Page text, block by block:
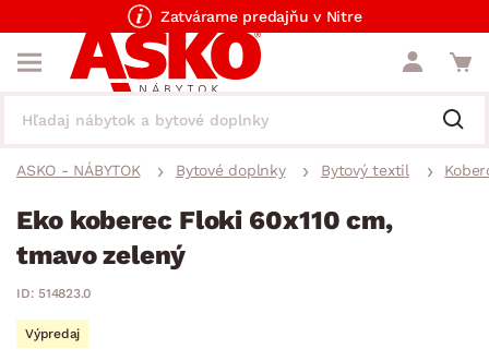
Zatvárame predajňu v Nitre
ASKO - NÁBYTOK Bytové doplnky Bytový textil
Eko koberec Floki 60x110 cm,
tmavo zelený
ID: 514823.0
Výpredaj